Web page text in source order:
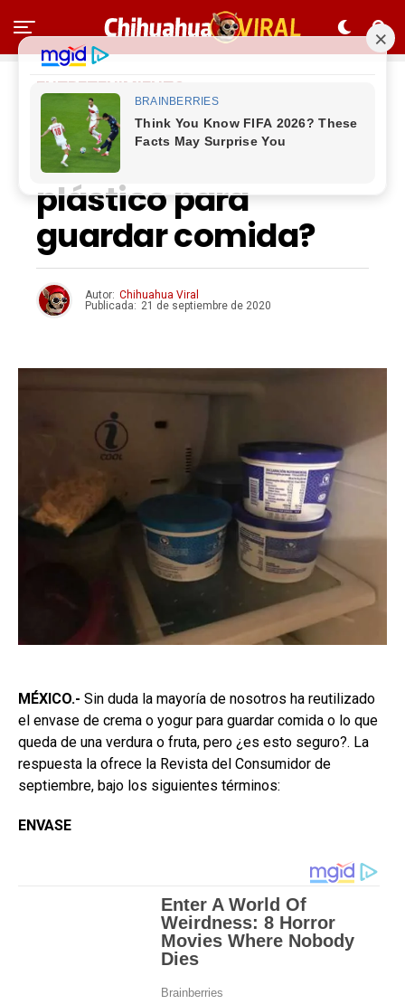
ENTRETENIMIENTO
¿Por qué no debes
reutilizar envases de
plástico para
guardar comida?
Autor: Chihuahua Viral
Publicada: 21 de septiembre de 2020
MÉXICO.- Sin duda la mayoría de nosotros ha reutilizado
el envase de crema o yogur para guardar comida o lo que
queda de una verdura o fruta, pero ¿es esto seguro?. La
respuesta la ofrece la Revista del Consumidor de
septiembre, bajo los siguientes términos:
ENVASE